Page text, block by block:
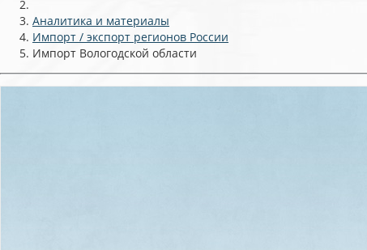
Аналитика и материалы
Импорт / экспорт регионов России
Импорт Вологодской области